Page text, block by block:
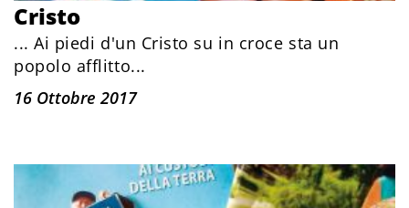
Cristo
... Ai piedi d'un Cristo su in croce sta un
popolo afflitto...
16 Ottobre 2017